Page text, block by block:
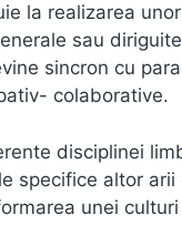
la realizarea
sau
sincron cu
colaborative.
disciplinei
specifice altor
unei